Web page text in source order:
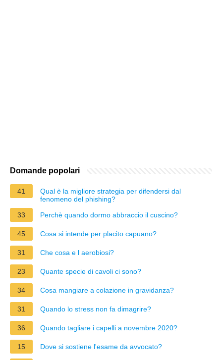
Domande popolari
41
Qual è la migliore strategia per difendersi dal
fenomeno del phishing?
33
Perchè quando dormo abbraccio il cuscino?
45 Cosa si intende per placito capuano?
31 Che cosa e l aerobiosi?
23 Quante specie di cavoli ci sono?
34 Cosa mangiare a colazione in gravidanza?
31 Quando lo stress non fa dimagrire?
36 Quando tagliare i capelli a novembre 2020?
15 Dove si sostiene l'esame da avvocato?